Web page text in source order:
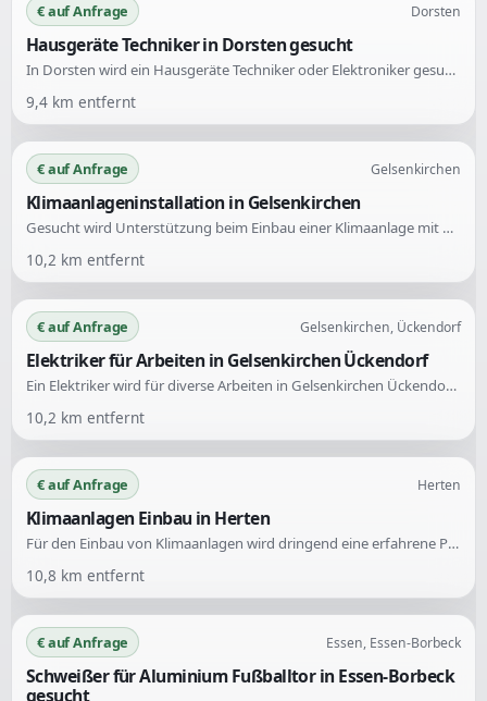
€ auf Anfrage Dorsten
Hausgeräte Techniker in Dorsten gesucht
In Dorsten wird ein Hausgeräte Techniker oder Elektroniker gesucht, der die Ursache für eine defekte Waschmaschine herausfinden kann. Gesucht wird jemand mit Fachkenntnissen in diesem Bereich.
9,4 km entfernt
€ auf Anfrage Gelsenkirchen
Klimaanlageninstallation in Gelsenkirchen
Gesucht wird Unterstützung beim Einbau einer Klimaanlage mit drei Inneneinheiten. Die Aufgabe umfasst die Installation des gesamten Systems in einem Wohnraum.
10,2 km entfernt
€ auf Anfrage Gelsenkirchen, Ückendorf
Elektriker für Arbeiten in Gelsenkirchen Ückendorf
Ein Elektriker wird für diverse Arbeiten in Gelsenkirchen Ückendorf gesucht. Die Anfrage richtet sich an Fachkräfte im Elektrohandwerk.
10,2 km entfernt
€ auf Anfrage Herten
Klimaanlagen Einbau in Herten
Für den Einbau von Klimaanlagen wird dringend eine erfahrene Person in Herten gesucht. Wichtige Voraussetzung ist die fachgerechte Montage und Inbetriebnahme der Klimaanlage.
10,8 km entfernt
€ auf Anfrage Essen, Essen-Borbeck
Schweißer für Aluminium Fußballtor in Essen-Borbeck
gesucht